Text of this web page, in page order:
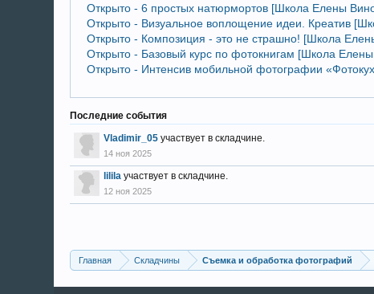
Открыто - 6 простых натюрмортов [Школа Елены
Открыто - Визуальное воплощение идеи. Креатив
Открыто - Композиция - это не страшно! [Школа
Открыто - Базовый курс по фотокнигам [Школа
Открыто - Интенсив мобильной фотографии
Последние события
Vladimir_05 участвует в складчине.
14 ноя 2025
lilila участвует в складчине.
12 ноя 2025
Главная Складчины Съемка и обработка фотографий